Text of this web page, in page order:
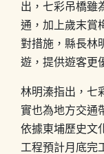
出，七彩吊橋雖
通，加上歲末賞
對措施，縣長林
遊，提供遊客更
林明溱指出，七
實也為地方交通
依據東埔歷史文
工程預計月底完